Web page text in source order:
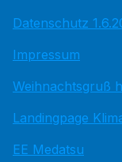
Datenschutz
Impressum
Weihnachtsgruß
Landingpage
EE Medatsu